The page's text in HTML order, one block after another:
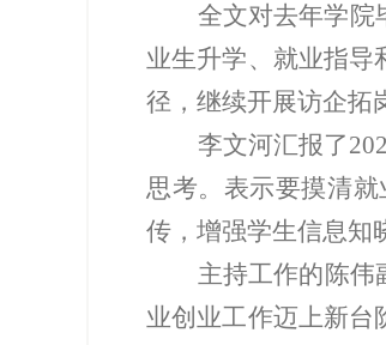
全文对去年学院
业生升学、就业指导
径， 继续开展访企拓
李文河汇报了
思考。 表示要摸清
传，增强学生信息知
主持工作的陈伟
业创业工作迈上新台